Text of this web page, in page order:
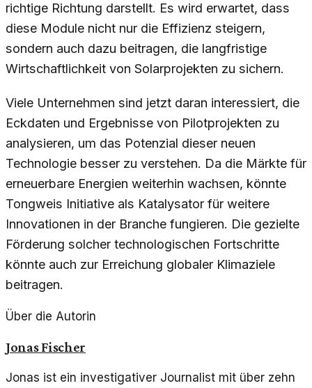
richtige Richtung darstellt. Es wird erwartet, dass
diese Module nicht nur die Effizienz steigern,
sondern auch dazu beitragen, die langfristige
Wirtschaftlichkeit von Solarprojekten zu sichern.
Viele Unternehmen sind jetzt daran interessiert, die
Eckdaten und Ergebnisse von Pilotprojekten zu
analysieren, um das Potenzial dieser neuen
Technologie besser zu verstehen. Da die Märkte für
erneuerbare Energien weiterhin wachsen, könnte
Tongweis Initiative als Katalysator für weitere
Innovationen in der Branche fungieren. Die gezielte
Förderung solcher technologischen Fortschritte
könnte auch zur Erreichung globaler Klimaziele
beitragen.
Über die Autorin
Jonas Fischer
Jonas ist ein investigativer Journalist mit über zehn